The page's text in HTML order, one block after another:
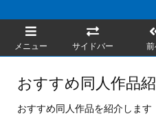
メニュー サイドバー
おすすめ同人作品
おすすめ同人作品を紹介します